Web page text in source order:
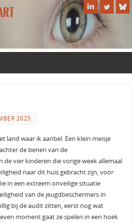
2025
land waar ik aanbel. Een klein meisje
de benen van de
de vier kinderen die vorige week allemaal
naar dit huis gebracht zijn, voor
in een extreem onveilige situatie
van de jeugdbeschermers in
bij de audit zitten, eerst nog wat
moment gaat ze spelen in een hoek